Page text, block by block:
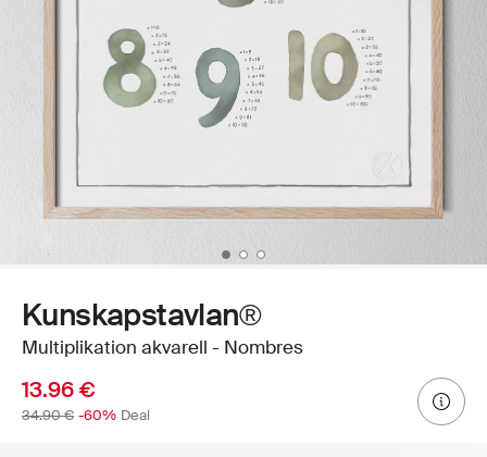
Kunskapstavlan®
Multiplikation akvarell - Nombres
13.96 €
34.90 € -60% Deal